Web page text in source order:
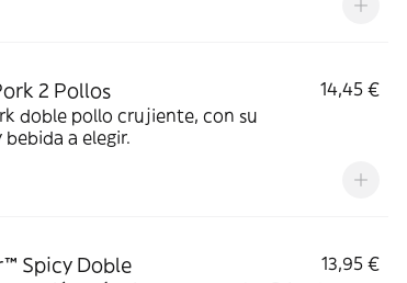
2 Pollos
14,45 €
doble pollo crujiente, con su
a elegir.
Spicy Doble
13,95 €